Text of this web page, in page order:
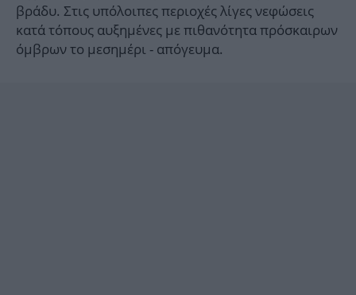
βράδυ. Στις υπόλοιπες περιοχές λίγες νεφώσεις
κατά τόπους αυξημένες με πιθανότητα πρόσκαιρων
όμβρων το μεσημέρι - απόγευμα.